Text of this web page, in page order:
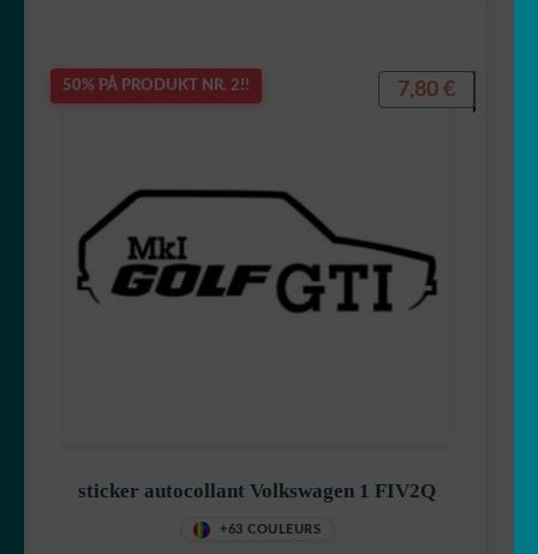
50% PÅ PRODUKT NR. 2!!
sticker autocollant Volkswagen 1 FIV2Q
+63 COULEURS
7,80 €